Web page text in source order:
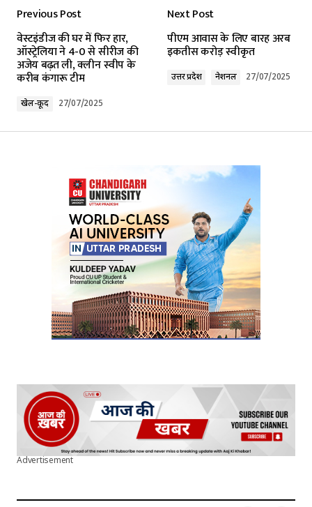
Required fields are marked*
Comment
Your E-mail*
Submit Comment
Previous Post
वेस्टइंडीज की घर में फिर हार,
ऑस्ट्रेलिया ने 4-0 से सीरीज की
अजेय बढ़त ली, क्लीन स्वीप के
करीब कंगारू टीम
खेल-कूद 27/07/2025
Next Post
पीएम आवास के लिए बारह अरब
इकतीस करोड़ स्वीकृत
उत्तर प्रदेश नेशनल 27/07/2025
Advertisement